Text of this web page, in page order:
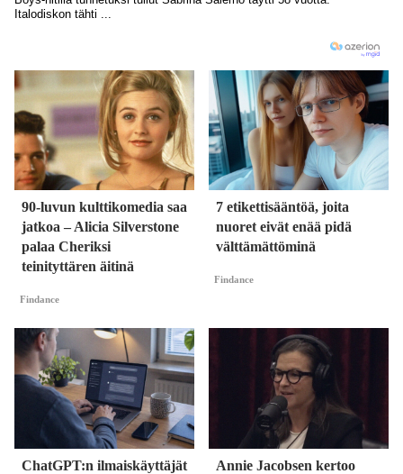
90-luvun kulttikomedia saa
jatkoa – Alicia Silverstone
palaa Cheriksi
teinityttären äitinä
Findance
7 etikettisääntöä, joita
nuoret eivät enää pidä
välttämättöminä
Findance
ChatGPT:n ilmaiskäyttäjät
Annie Jacobsen kertoo